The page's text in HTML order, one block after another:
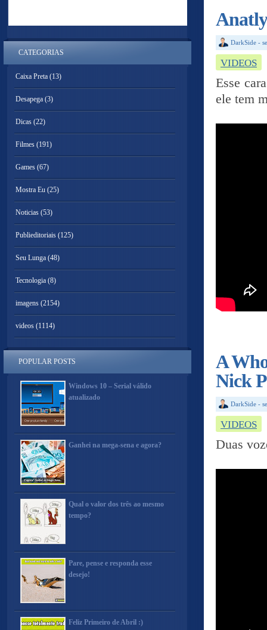
DarkSide -
VIDEOS
Esse
ele tem
A
Nick
DarkSide -
VIDEOS
Duas
CATEGORIAS
Caixa Preta (13)
Desapega (3)
Dicas (22)
Filmes (191)
Games (67)
Mostra Eu (25)
Noticias (53)
Publieditoriais (125)
Seu Lunga (48)
Tecnologia (8)
imagens (2154)
videos (1114)
POPULAR POSTS
Windows 10 – Serial válido
atualizado
Ganhei na mega-sena e agora?
Qual o valor dos três ao mesmo
tempo?
Pare, pense e responda esse
desejo!
Feliz Primeiro de Abril :)